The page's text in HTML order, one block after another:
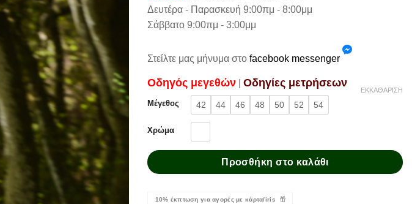
Δευτέρα - Παρασκευή 9:00πμ - 8:00μμ
Σάββατο 9:00πμ - 3:00μμ
Στείλτε μας μήνυμα στο facebook messenger
Oδηγός μεγεθών Oδηγίες μετρήσεων
Μέγεθος 42 44 46 48 50 52 54
Χρώμα
ΕΚΚΑΘΆΡΙΣΗ
Προσθήκη στο καλάθι
10% έκπτωση για αγορές με κάρτα/iris